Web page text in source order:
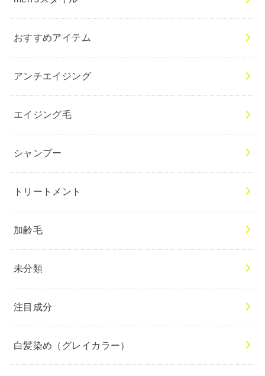
おすすめアイテム
アンチエイジング
エイジング毛
シャンプー
トリートメント
加齢毛
未分類
注目成分
白髪染め（グレイカラー）